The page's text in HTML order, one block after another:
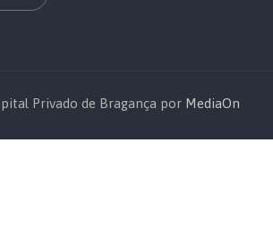
Privado de Bragança por MediaOn